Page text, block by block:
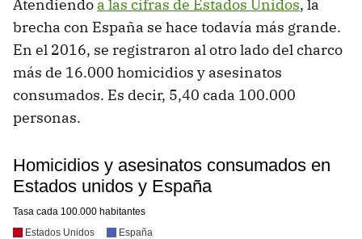
Atendiendo a las cifras de Estados Unidos, la
brecha con España se hace todavía más grande.
En el 2016, se registraron al otro lado del charco
más de 16.000 homicidios y asesinatos
consumados. Es decir, 5,40 cada 100.000
personas.